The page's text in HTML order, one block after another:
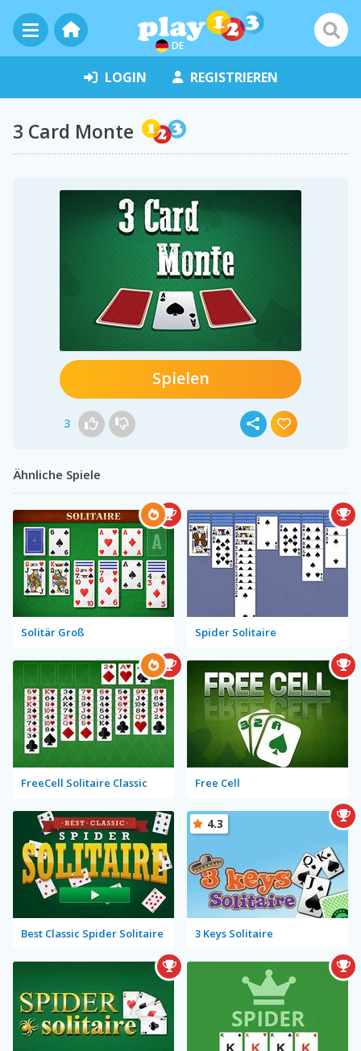
DE
LOGIN REGISTRIEREN
3 Card Monte
Spielen
3
Ähnliche Spiele
Solitär Groß Spider Solitaire
FreeCell Solitaire Classic Free Cell
Best Classic Spider Solitaire 3 Keys Solitaire
4.3